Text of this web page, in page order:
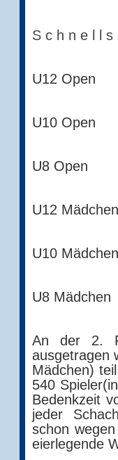
S c h n e l l
U12
U10
U8
U12
U10
U8
An der 2.
ausgetragen
Mädchen)
540
Bedenkzeit
jeder
schon
eierlegende